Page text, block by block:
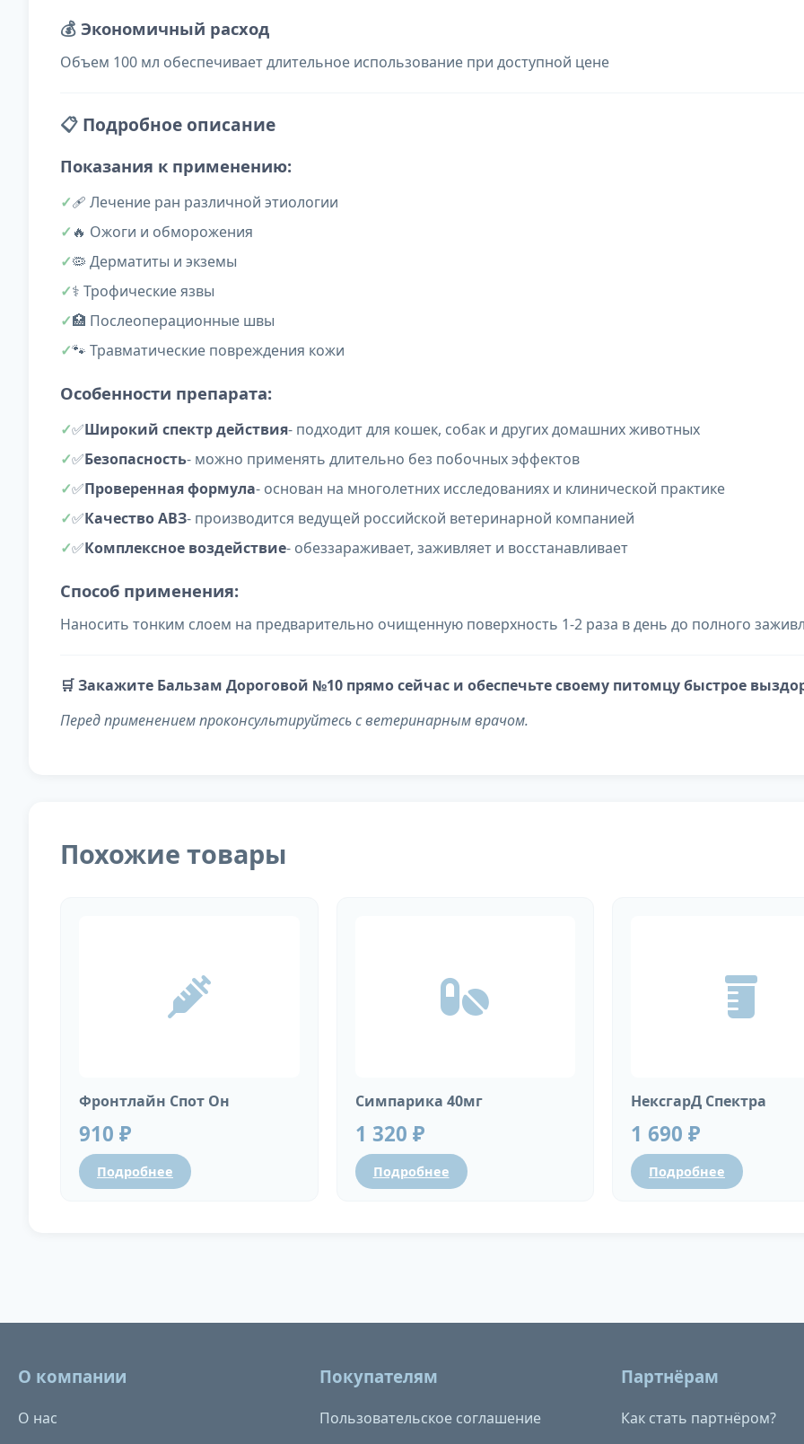
💰 Экономичный расход
Объем 100 мл обеспечивает длительное использование при доступной цене
📋 Подробное описание
Показания к применению:
🩹 Лечение ран различной этиологии
🔥 Ожоги и обморожения
🦠 Дерматиты и экземы
⚕️ Трофические язвы
🏥 Послеоперационные швы
🐾 Травматические повреждения кожи
Особенности препарата:
✅Широкий спектр действия- подходит для кошек, собак и других домашних животных
✅Безопасность- можно применять длительно без побочных эффектов
✅Проверенная формула- основан на многолетних исследованиях и клинической практике
✅Качество АВЗ- производится ведущей российской ветеринарной компанией
✅Комплексное воздействие- обеззараживает, заживляет и восстанавливает
Способ применения:
Наносить тонким слоем на предварительно очищенную поверхность 1-2 раза в день до полного
🛒 Закажите Бальзам Дороговой №10 прямо сейчас и обеспечьте своему питомцу быстрое
Перед применением проконсультируйтесь с ветеринарным врачом.
Похожие товары
Фронтлайн Спот Он
910 ₽
Подробнее
Симпарика 40мг
1 320 ₽
Подробнее
НексгарД Спектра
1 690 ₽
Подробнее
О компании
О нас
Покупателям
Пользовательское соглашение
Партнёрам
Как стать партнёром?